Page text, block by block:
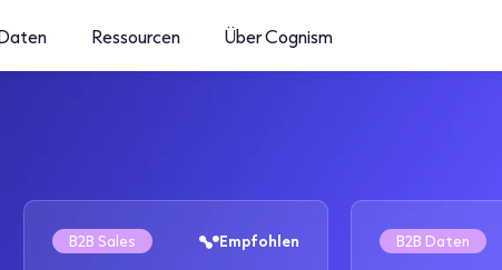
Ressourcen Über Cognism
B2B Sales Empfohlen B2B Daten